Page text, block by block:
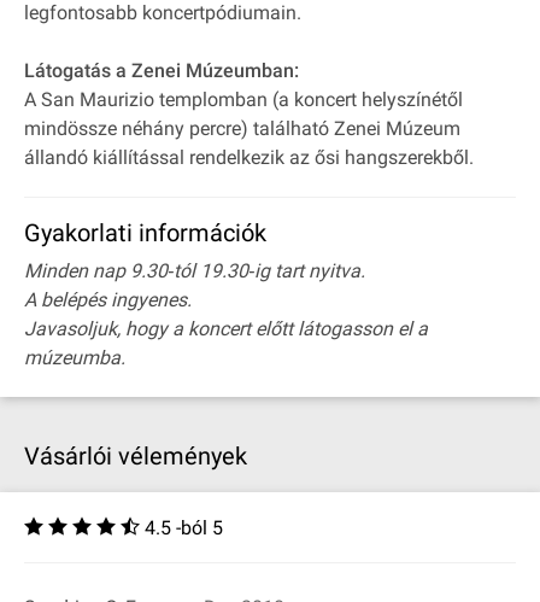
legfontosabb koncertpódiumain.
Látogatás a Zenei Múzeumban:
A San Maurizio templomban (a koncert helyszínétől
mindössze néhány percre) található Zenei Múzeum
állandó kiállítással rendelkezik az ősi hangszerekből.
Gyakorlati információk
Minden nap 9.30‐tól 19.30‐ig tart nyitva.
A belépés ingyenes.
Javasoljuk, hogy a koncert előtt látogasson el a
múzeumba.
Vásárlói vélemények
4.5 -ból 5